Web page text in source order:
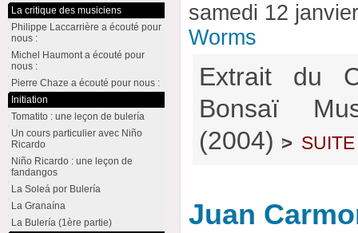
samedi 12
Worms
Extrait du
Bonsaï
(2004) > suite
Juan
La critique des musiciens
Philippe Laccarrière a écouté pour
nous :
Michel Haumont a écouté pour
nous :
Pierre Chaze a écouté pour nous :
Initiation
Tomatito : une leçon de bulería
Un cours particulier avec Niño
Ricardo
Niño Ricardo : une leçon de
fandangos
La Soleá por Bulería
La Granaína
La Bulería (1ère partie)